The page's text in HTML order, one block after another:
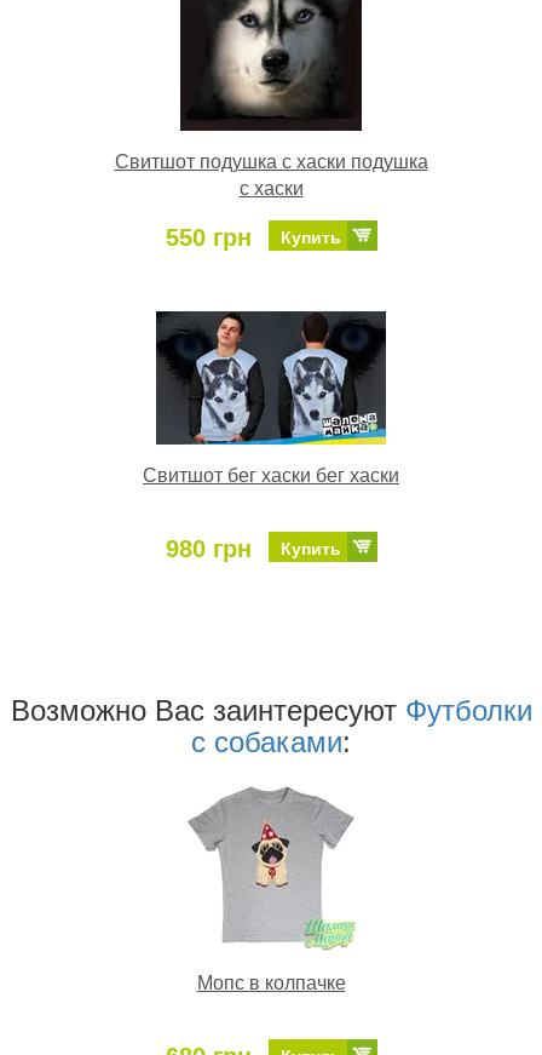
Свитшот подушка с хаски подушка
с хаски
550 грн Купить
Свитшот бег хаски бег хаски
980 грн Купить
Возможно Ваc заинтересуют Футболки
с собаками:
Мопс в колпачке